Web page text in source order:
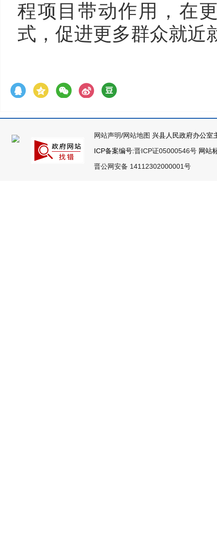
程项目带动作用，在
式，促进更多群众就近
网站声明/网站地图 兴县人民政府办公室
ICP备案编号:晋ICP证05000546号 网站
晋公网安备 14112302000001号